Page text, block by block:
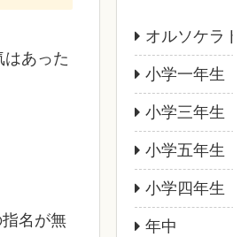
あった
名が無
オルソケラ
小学一年生
小学三年生
小学五年生
小学四年生
年中